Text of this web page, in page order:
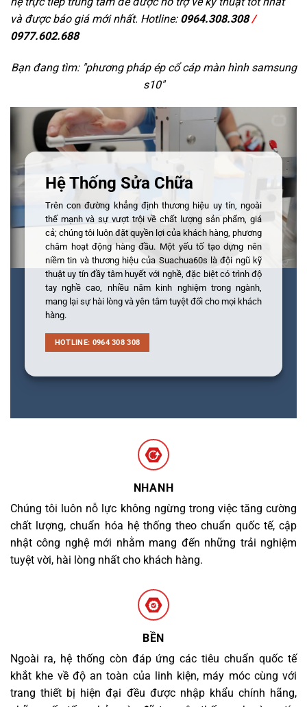
và được báo giá mới nhất. Hotline: 0964.308.308/
0977.602.688
Bạn đang tìm: "phương pháp ép cổ cáp màn hình samsung
s10"
Hệ Thống Sửa Chữa
Trên con đường khẳng định thương hiệu uy tín, ngoài
thế mạnh và sự vượt trội về chất lượng sản phẩm, giá
cả; chúng tôi luôn đặt quyền lợi của khách hàng, phương
châm hoạt động hàng đầu. Một yếu tố tạo dựng nên
niềm tin và thương hiệu của Suachua60s là đội ngũ kỹ
thuật uy tín đầy tâm huyết với nghề, đặc biệt có trình độ
tay nghề cao, nhiều năm kinh nghiệm trong ngành,
mang lại sự hài lòng và yên tâm tuyệt đối cho mọi khách
hàng.
HOTLINE: 0964 308 308
NHANH
Chúng tôi luôn nỗ lực không ngừng trong việc tăng cường
chất lượng, chuẩn hóa hệ thống theo chuẩn quốc tế, cập
nhật công nghệ mới nhằm mang đến những trải nghiệm
tuyệt vời, hài lòng nhất cho khách hàng.
BỀN
Ngoài ra, hệ thống còn đáp ứng các tiêu chuẩn quốc tế
khắt khe về độ an toàn của linh kiện, máy móc cùng với
trang thiết bị hiện đại đều được nhập khẩu chính hãng,